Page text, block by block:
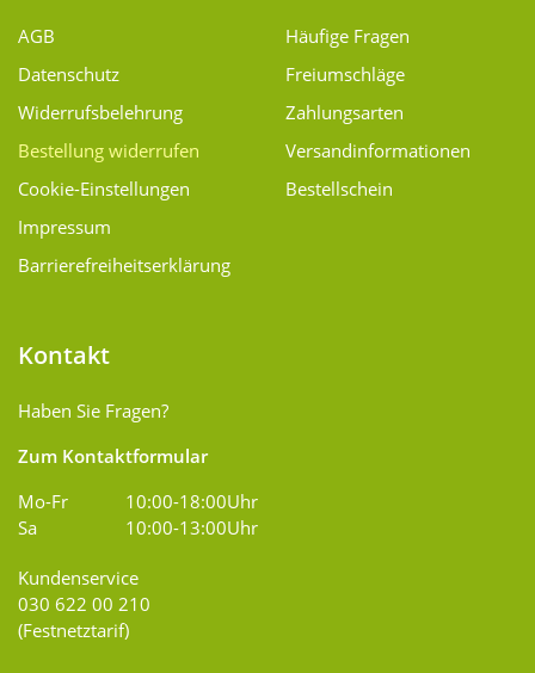
AGB
Datenschutz
Widerrufsbelehrung
Bestellung widerrufen
Cookie-Einstellungen
Impressum
Barrierefreiheitserklärung
Häufige Fragen
Freiumschläge
Zahlungsarten
Versand­informationen
Bestellschein
Kontakt
Haben Sie Fragen?
Zum Kontaktformular
Mo-Fr
10:00-18:00Uhr
Sa
10:00-13:00Uhr
Kundenservice
030 622 00 210
(Festnetztarif)